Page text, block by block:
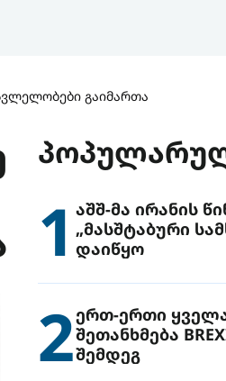
გაიმართა
1აშშ-მა ირანის
„მასშტაბური
დაიწყო
2ერთ-ერთი
შეთანხმება
შემდეგ